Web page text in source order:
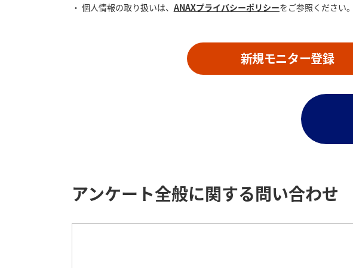
個人情報の取り扱いは、 ANAXプライバシーポリシーをご参照ください。
新規モニター登録
アンケート全般に関する問い合わせ